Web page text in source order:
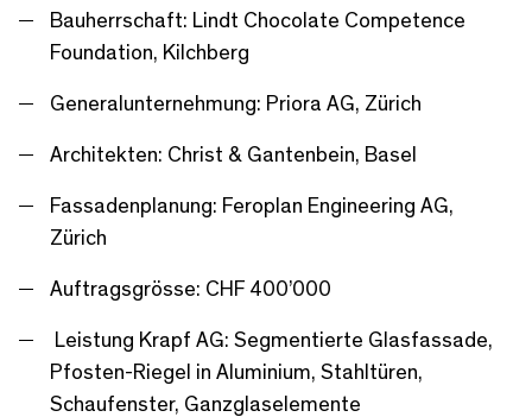
Bauherrschaft: Lindt Chocolate Competence
Foundation, Kilchberg
Generalunternehmung: Priora AG, Zürich
Architekten: Christ & Gantenbein, Basel
Fassadenplanung: Feroplan Engineering AG,
Zürich
Auftragsgrösse: CHF 400’000
Leistung Krapf AG: Segmentierte Glasfassade,
Pfosten-Riegel in Aluminium, Stahltüren,
Schaufenster, Ganzglaselemente